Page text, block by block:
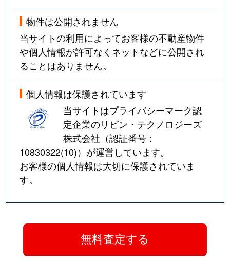
物件は公開されません
当サイトの利用によってお客様の不動産物件
や個人情報が許可なくネットなどに公開され
ることはありません。
個人情報は保護されています
当サイトはプライバシーマーク認
定企業のリビン・テクノロジーズ
株式会社（認証番号：
10830322(10)）が運営しています。
お客様の個人情報は大切に保護されていま
す。